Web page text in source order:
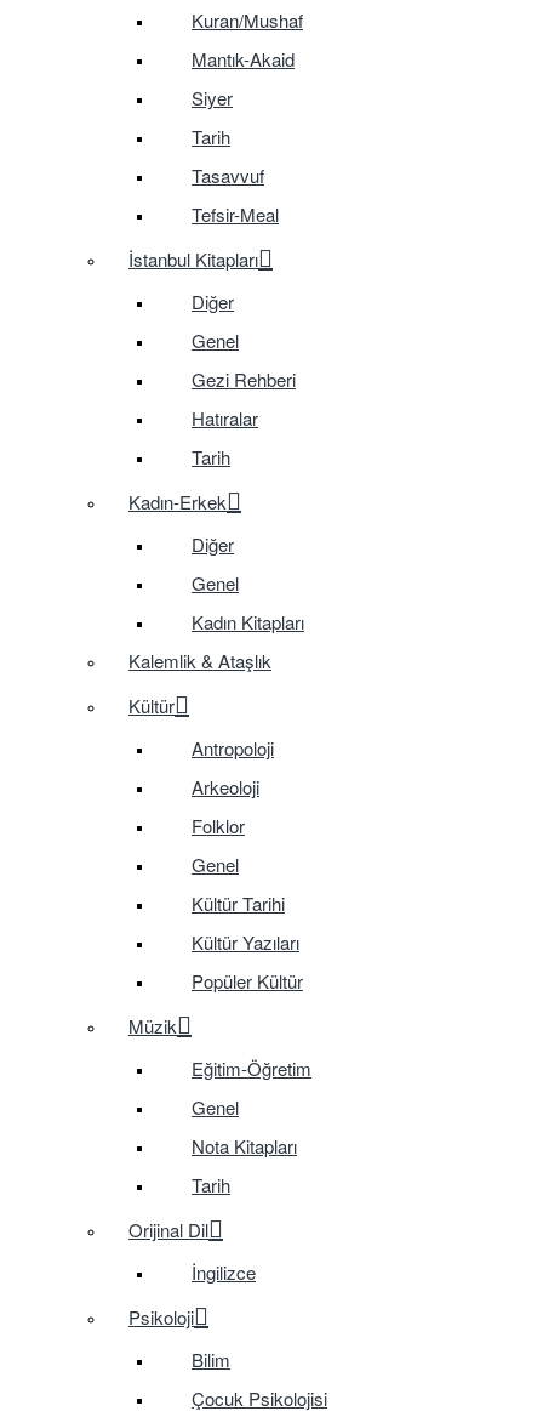
Kuran/Mushaf
Mantık-Akaid
Siyer
Tarih
Tasavvuf
Tefsir-Meal
İstanbul Kitapları
Diğer
Genel
Gezi Rehberi
Hatıralar
Tarih
Kadın-Erkek
Diğer
Genel
Kadın Kitapları
Kalemlik & Ataşlık
Kültür
Antropoloji
Arkeoloji
Folklor
Genel
Kültür Tarihi
Kültür Yazıları
Popüler Kültür
Müzik
Eğitim-Öğretim
Genel
Nota Kitapları
Tarih
Orijinal Dil
İngilizce
Psikoloji
Bilim
Çocuk Psikolojisi